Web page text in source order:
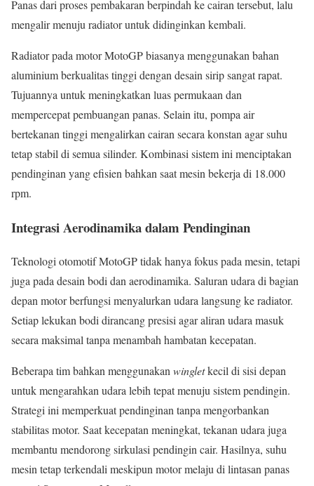
Panas dari proses pembakaran berpindah ke cairan tersebut, lalu
mengalir menuju radiator untuk didinginkan kembali.
Radiator pada motor MotoGP biasanya menggunakan bahan
aluminium berkualitas tinggi dengan desain sirip sangat rapat.
Tujuannya untuk meningkatkan luas permukaan dan
mempercepat pembuangan panas. Selain itu, pompa air
bertekanan tinggi mengalirkan cairan secara konstan agar suhu
tetap stabil di semua silinder. Kombinasi sistem ini menciptakan
pendinginan yang efisien bahkan saat mesin bekerja di 18.000
rpm.
Integrasi Aerodinamika dalam Pendinginan
Teknologi otomotif MotoGP tidak hanya fokus pada mesin, tetapi
juga pada desain bodi dan aerodinamika. Saluran udara di bagian
depan motor berfungsi menyalurkan udara langsung ke radiator.
Setiap lekukan bodi dirancang presisi agar aliran udara masuk
secara maksimal tanpa menambah hambatan kecepatan.
Beberapa tim bahkan menggunakanwingletkecil di sisi depan
untuk mengarahkan udara lebih tepat menuju sistem pendingin.
Strategi ini memperkuat pendinginan tanpa mengorbankan
stabilitas motor. Saat kecepatan meningkat, tekanan udara juga
membantu mendorong sirkulasi pendingin cair. Hasilnya, suhu
mesin tetap terkendali meskipun motor melaju di lintasan panas